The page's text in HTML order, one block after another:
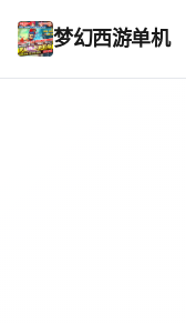
梦幻西游单机